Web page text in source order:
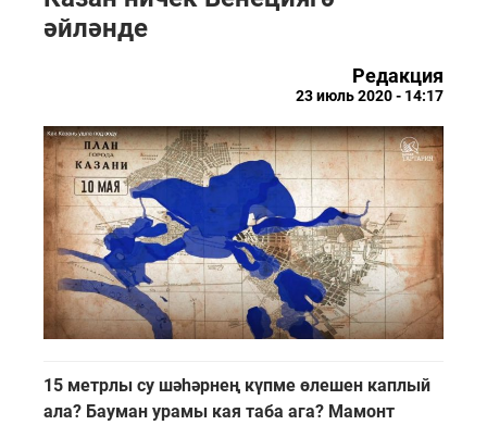
әйләнде
Редакция
23 июль 2020 - 14:17
15 метрлы су шәһәрнең күпме өлешен каплый
ала? Бауман урамы кая таба ага? Мамонт